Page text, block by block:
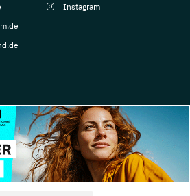
Instagram
GmbH
Nutzungsbedingungen